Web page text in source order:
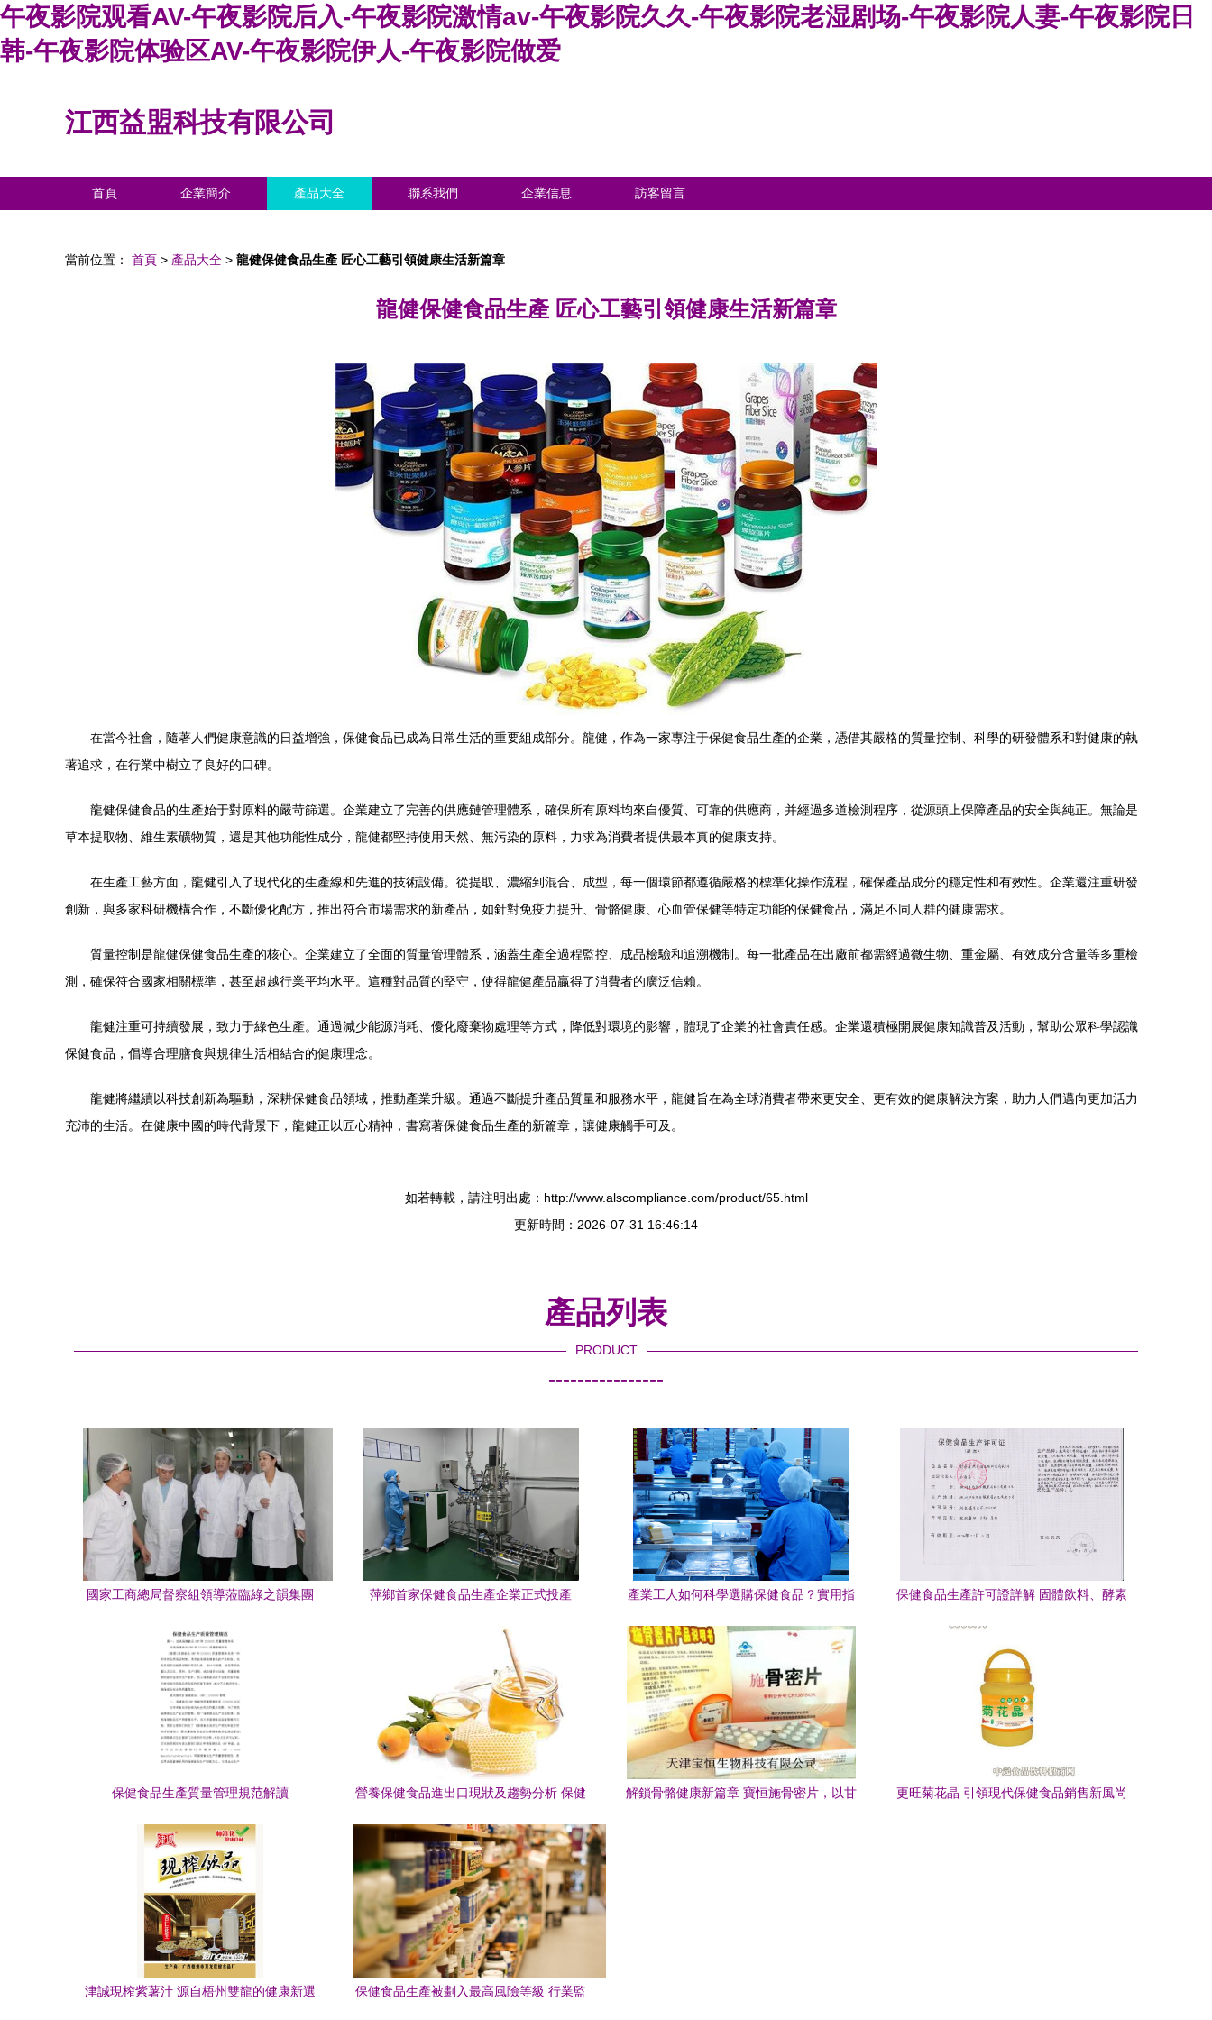
午夜影院观看AV-午夜影院后入-午夜影院激情av-午夜影院久久-午夜影院老湿剧场-午夜影院人妻-午夜影院日
韩-午夜影院体验区AV-午夜影院伊人-午夜影院做爱
江西益盟科技有限公司
首頁 企業簡介 產品大全 聯系我們 企業信息 訪客留言
當前位置： 首頁 > 產品大全 > 龍健保健食品生產 匠心工藝引領健康生活新篇章
龍健保健食品生產 匠心工藝引領健康生活新篇章
在當今社會，隨著人們健康意識的日益增強，保健食品已成為日常生活的重要組成部分。龍健，作為一家專注于保健食品生產的企業，憑借其嚴格的質量控制、科學的研發體系和對健康的執
著追求，在行業中樹立了良好的口碑。
龍健保健食品的生產始于對原料的嚴苛篩選。企業建立了完善的供應鏈管理體系，確保所有原料均來自優質、可靠的供應商，并經過多道檢測程序，從源頭上保障產品的安全與純正。無論是
草本提取物、維生素礦物質，還是其他功能性成分，龍健都堅持使用天然、無污染的原料，力求為消費者提供最本真的健康支持。
在生產工藝方面，龍健引入了現代化的生產線和先進的技術設備。從提取、濃縮到混合、成型，每一個環節都遵循嚴格的標準化操作流程，確保產品成分的穩定性和有效性。企業還注重研發
創新，與多家科研機構合作，不斷優化配方，推出符合市場需求的新產品，如針對免疫力提升、骨骼健康、心血管保健等特定功能的保健食品，滿足不同人群的健康需求。
質量控制是龍健保健食品生產的核心。企業建立了全面的質量管理體系，涵蓋生產全過程監控、成品檢驗和追溯機制。每一批產品在出廠前都需經過微生物、重金屬、有效成分含量等多重檢
測，確保符合國家相關標準，甚至超越行業平均水平。這種對品質的堅守，使得龍健產品贏得了消費者的廣泛信賴。
龍健注重可持續發展，致力于綠色生產。通過減少能源消耗、優化廢棄物處理等方式，降低對環境的影響，體現了企業的社會責任感。企業還積極開展健康知識普及活動，幫助公眾科學認識
保健食品，倡導合理膳食與規律生活相結合的健康理念。
龍健將繼續以科技創新為驅動，深耕保健食品領域，推動產業升級。通過不斷提升產品質量和服務水平，龍健旨在為全球消費者帶來更安全、更有效的健康解決方案，助力人們邁向更加活力
充沛的生活。在健康中國的時代背景下，龍健正以匠心精神，書寫著保健食品生產的新篇章，讓健康觸手可及。
如若轉載，請注明出處：http://www.alscompliance.com/product/65.html
更新時間：2026-07-31 16:46:14
產品列表
PRODUCT
----------------
國家工商總局督察組領導蒞臨綠之韻集團
萍鄉首家保健食品生產企業正式投產
產業工人如何科學選購保健食品？實用指
保健食品生產許可證詳解 固體飲料、酵素
保健食品生產質量管理規范解讀
營養保健食品進出口現狀及趨勢分析 保健
解鎖骨骼健康新篇章 寶恒施骨密片，以甘
更旺菊花晶 引領現代保健食品銷售新風尚
津誠現榨紫薯汁 源自梧州雙龍的健康新選
保健食品生產被劃入最高風險等級 行業監